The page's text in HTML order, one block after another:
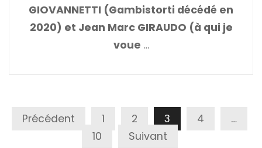
GIOVANNETTI (Gambistorti décédé en
2020) et Jean Marc GIRAUDO (à qui je
voue …
Pagination
Précédent 1 2 3 4
…
10
Suivant